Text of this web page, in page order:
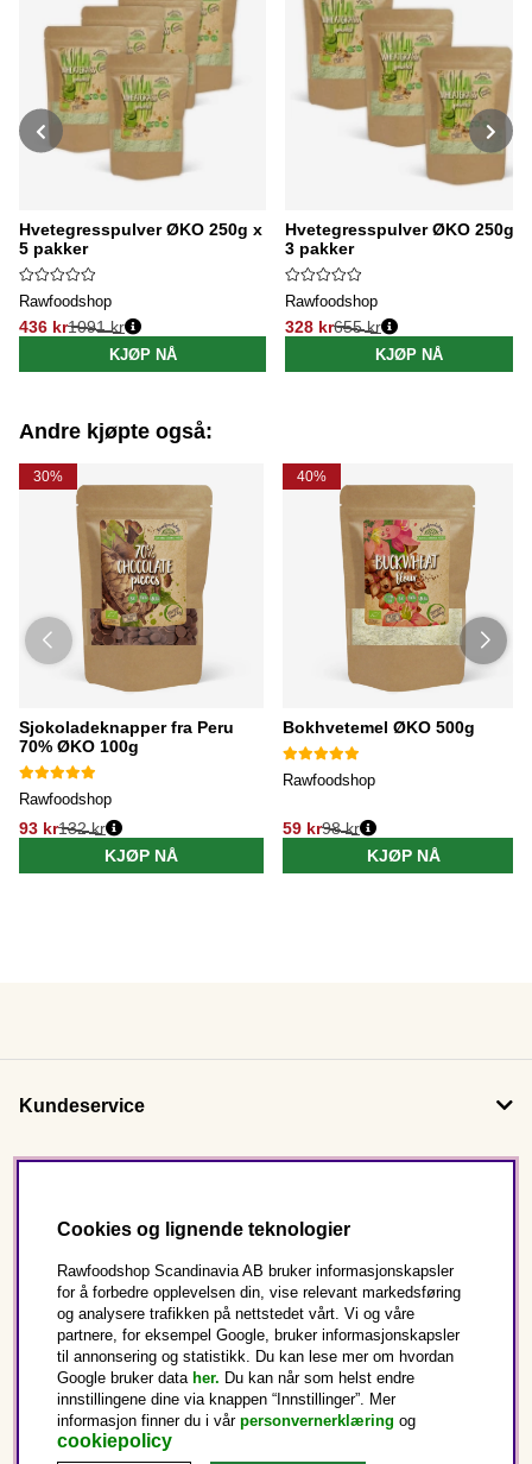
Hvetegresspulver ØKO 250g x
5 pakker
Rawfoodshop
436 kr
Vanlig pris:
1091 kr
KJØP NÅ
Hvetegresspulver ØKO 250g x
3 pakker
Rawfoodshop
328 kr
Vanlig pris:
655 kr
KJØP NÅ
Andre kjøpte også:
30%
Sjokoladeknapper fra Peru
70% ØKO 100g
Rawfoodshop
93 kr132 kr
KJØP NÅ
40%
Bokhvetemel ØKO 500g
Rawfoodshop
59 kr98 kr
KJØP NÅ
Kundeservice
Dette er Rawfoodshop
Norge
Cookies og lignende teknologier
Rawfoodshop Scandinavia AB bruker informasjonskapsler
for å forbedre opplevelsen din, vise relevant markedsføring
og analysere trafikken på nettstedet vårt. Vi og våre
partnere, for eksempel Google, bruker informasjonskapsler
til annonsering og statistikk. Du kan lese mer om hvordan
Google bruker data her. Du kan når som helst endre
innstillingene dine via knappen “Innstillinger”. Mer
informasjon finner du i vår personvernerklæring og
cookiepolicy